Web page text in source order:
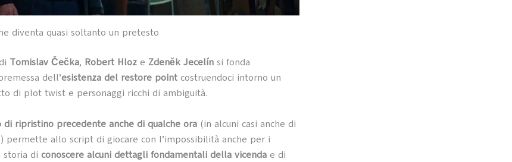
diventa quasi soltanto un pretesto
Tomislav Čečka, Robert Hloz e Zdeněk Jecelín si fonda
dell’esistenza del restore point costruendoci intorno un
di plot twist e personaggi ricchi di ambiguità.
di ripristino precedente anche di qualche ora (in alcuni casi anche di
permette allo script di giocare con l’impossibilità anche per i
di conoscere alcuni dettagli fondamentali della vicenda e di